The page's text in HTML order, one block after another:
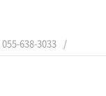
055-638-3033